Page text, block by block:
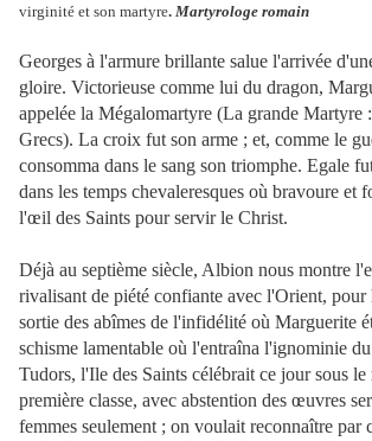
virginité et son martyre. Martyrologe romain
Georges à l'armure brillante salue l'arrivée
gloire. Victorieuse comme lui du dragon,
appelée la Mégalomartyre (La grande Martyre
Grecs). La croix fut son arme ; et, comme le
consomma dans le sang son triomphe. Egale
dans les temps chevaleresques où bravoure et
l'œil des Saints pour servir le Christ.
Déjà au septième siècle, Albion nous montre
rivalisant de piété confiante avec l'Orient, pour
sortie des abîmes de l'infidélité où Marguerite
schisme lamentable où l'entraîna l'ignominie
Tudors, l'Ile des Saints célébrait ce jour sous
première classe, avec abstention des œuvres
femmes seulement ; on voulait reconnaître par